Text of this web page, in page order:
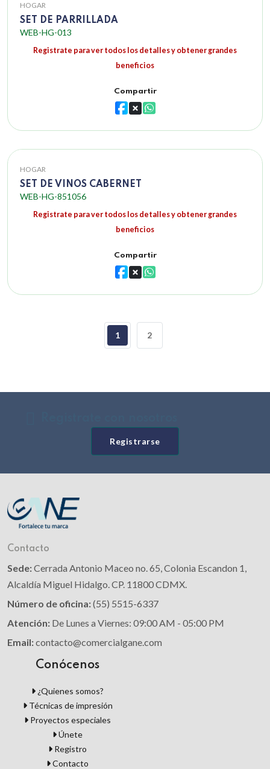
HOGAR
SET DE PARRILLADA
WEB-HG-013
Registrate para ver todos los detalles y obtener grandes
beneficios
Compartir
HOGAR
SET DE VINOS CABERNET
WEB-HG-851056
Registrate para ver todos los detalles y obtener grandes
beneficios
Compartir
1 2
Registrarse
Contacto
Sede:Cerrada Antonio Maceo no. 65, Colonia Escandon 1,
Alcaldía Miguel Hidalgo. CP. 11800 CDMX.
Número de oficina:(55) 5515-6337
Atención: De Lunes a Viernes: 09:00 AM - 05:00 PM
Email:contacto@comercialgane.com
Conócenos
¿Quienes somos?
Técnicas de impresión
Proyectos especiales
Únete
Registro
Contacto